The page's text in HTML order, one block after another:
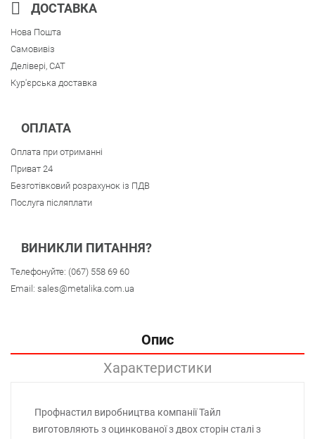
ДОСТАВКА
Нова Пошта
Самовивіз
Делівері, CAT
Кур'єрська доставка
ОПЛАТА
Оплата при отриманні
Приват 24
Безготівковий розрахунок із ПДВ
Послуга післяплати
ВИНИКЛИ ПИТАННЯ?
Телефонуйте: (067) 558 69 60
Email: sales@metalika.com.ua
Опис
Характеристики
Профнастил виробництва компанії Тайл
виготовляють з оцинкованої з двох сторін сталі з